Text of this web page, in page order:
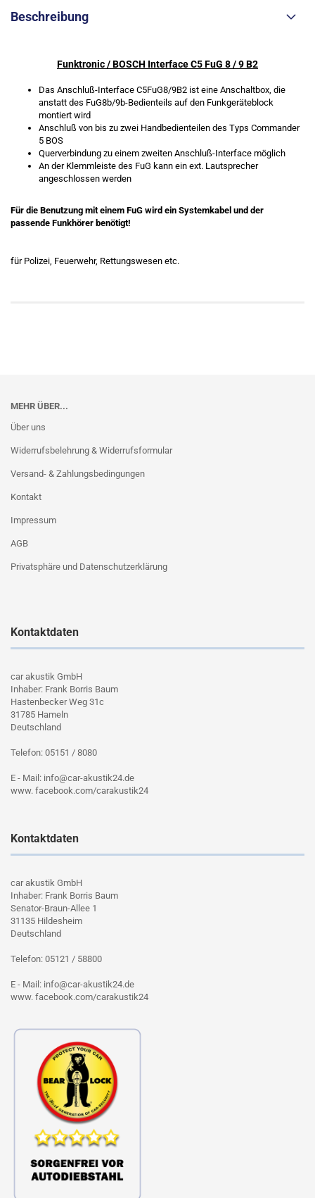
Beschreibung
Funktronic / BOSCH Interface C5 FuG 8 / 9 B2
Das Anschluß-Interface C5FuG8/9B2 ist eine Anschaltbox, die
anstatt des FuG8b/9b-Bedienteils auf den Funkgeräteblock
montiert wird
Anschluß von bis zu zwei Handbedienteilen des Typs Commander
5 BOS
Querverbindung zu einem zweiten Anschluß-Interface möglich
An der Klemmleiste des FuG kann ein ext. Lautsprecher
angeschlossen werden
Für die Benutzung mit einem FuG wird ein Systemkabel und der
passende Funkhörer benötigt!
für Polizei, Feuerwehr, Rettungswesen etc.
MEHR ÜBER...
Über uns
Widerrufsbelehrung & Widerrufsformular
Versand- & Zahlungsbedingungen
Kontakt
Impressum
AGB
Privatsphäre und Datenschutzerklärung
Kontaktdaten
car akustik GmbH
Inhaber: Frank Borris Baum
Hastenbecker Weg 31c
31785 Hameln
Deutschland
Telefon: 05151 / 8080
E - Mail: info@car-akustik24.de
www. facebook.com/carakustik24
Kontaktdaten
car akustik GmbH
Inhaber: Frank Borris Baum
Senator-Braun-Allee 1
31135 Hildesheim
Deutschland
Telefon: 05121 / 58800
E - Mail: info@car-akustik24.de
www. facebook.com/carakustik24